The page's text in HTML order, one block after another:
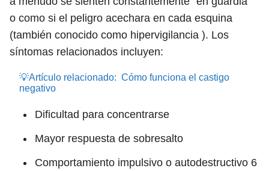
o como si el peligro acechara en cada esquina
(también conocido como hipervigilancia ). Los
síntomas relacionados incluyen:
💡Artículo relacionado: Cómo funciona el castigo
negativo
Dificultad para concentrarse
Mayor respuesta de sobresalto
Comportamiento impulsivo o autodestructivo 6